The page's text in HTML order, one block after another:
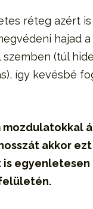
réteg azért
hajad
(túl
így kevésbé
mozdulatokkal
akkor